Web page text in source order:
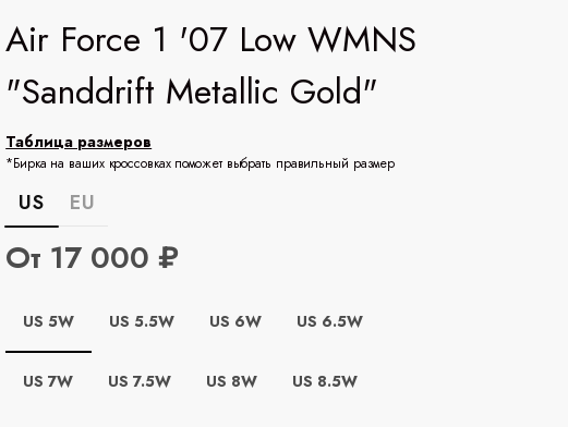
Air Force 1 '07 Low WMNS
"Sanddrift Metallic Gold"
Таблица размеров
*Бирка на ваших кроссовках поможет выбрать правильный размер
US EU
От 17 000 ₽
US 5W US 5.5W US 6W US 6.5W
US 7W US 7.5W US 8W US 8.5W